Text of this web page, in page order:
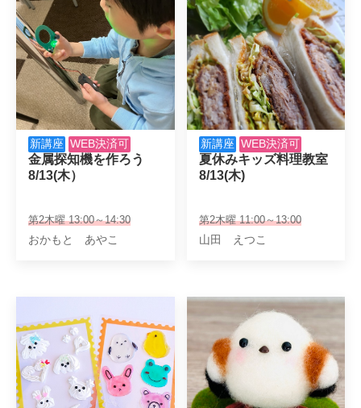
新講座 WEB決済可
金属探知機を作ろう
8/13(木）
第2木曜 13:00～14:30
おかもと あやこ
新講座 WEB決済可
夏休みキッズ料理教室
8/13(木)
第2木曜 11:00～13:00
山田 えつこ